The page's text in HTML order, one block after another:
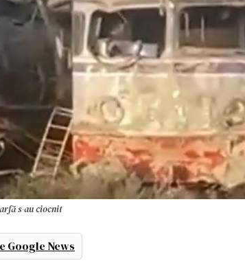
s-au ciocnit
Google News